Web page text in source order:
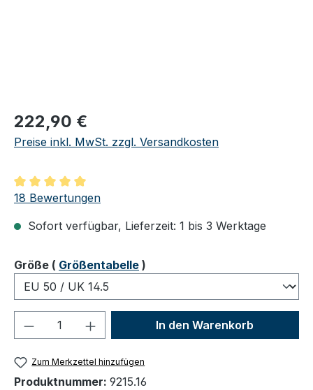
Regulärer Preis:
222,90 €
Preise inkl. MwSt. zzgl. Versandkosten
Durchschnittliche Bewertung von 5 von 5 Sternen
18 Bewertungen
Sofort verfügbar, Lieferzeit: 1 bis 3 Werktage
Größeauswählen
( Größentabelle )
Produkt Anzahl: Gib denIn den Warenkorb
Zum Merkzettel hinzufügen
Produktnummer: 9215.16